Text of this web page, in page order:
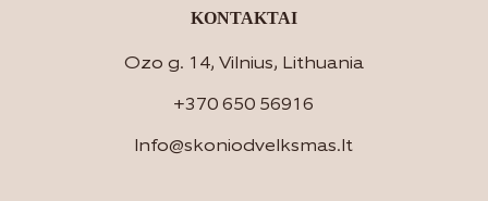
KONTAKTAI
Ozo g. 14, Vilnius, Lithuania
+370 650 56916
Info@skoniodvelksmas.lt